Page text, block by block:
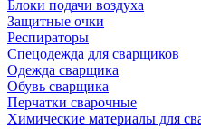
Блоки подачи воздуха
Защитные очки
Респираторы
Спецодежда для сварщиков
Одежда сварщика
Обувь сварщика
Перчатки сварочные
Химические материалы для